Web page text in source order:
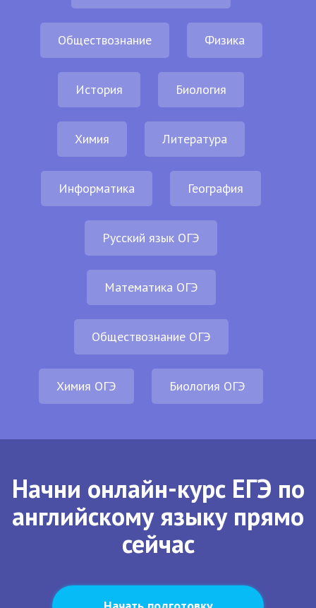
Обществознание Физика
История Биология
Химия Литература
Информатика География
Русский язык ОГЭ
Математика ОГЭ
Обществознание ОГЭ
Химия ОГЭ Биология ОГЭ
Начни онлайн-курс ЕГЭ по
английскому языку прямо
сейчас